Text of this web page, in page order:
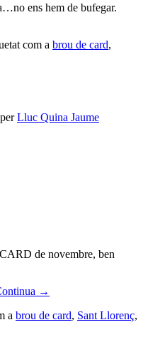
ens hem de bufegar.
com a brou de card,
perLluc Quina Jaume
de novembre, ben
→
a brou de card, Sant Llorenç,